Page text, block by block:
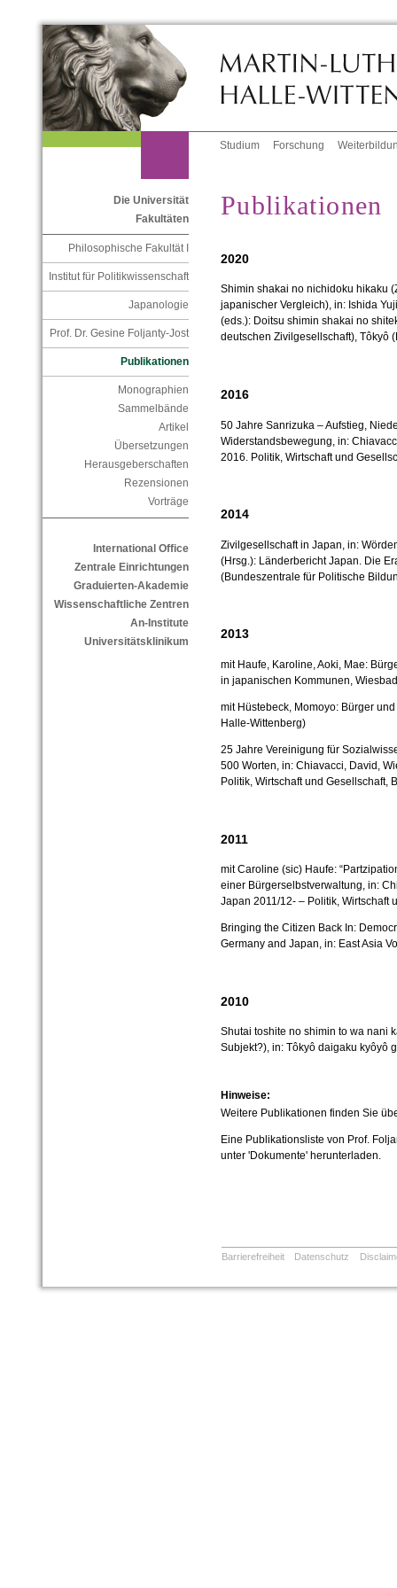
Studium Forschung
Die Universität
Fakultäten
Philosophische Fakultät I
Institut für Politikwissenschaft
Japanologie
Prof. Dr. Gesine Foljanty-Jost
Publikationen
Monographien
Sammelbände
Artikel
Übersetzungen
Herausgeberschaften
Rezensionen
Vorträge
International Office
Zentrale Einrichtungen
Graduierten-Akademie
Wissenschaftliche Zentren
An-Institute
Universitätsklinikum
Publikationen
2020
Shimin shakai no nichidoku hikaku
japanischer Vergleich), in: Ishida
(eds.): Doitsu shimin shakai no
deutschen Zivilgesellschaft), Tôkyô
2016
50 Jahre Sanrizuka – Aufstieg,
Widerstandsbewegung, in:
2016. Politik, Wirtschaft und
2014
Zivilgesellschaft in Japan, in:
(Hrsg.): Länderbericht Japan. Die
(Bundeszentrale für Politische
2013
mit Haufe, Karoline, Aoki, Mae:
in japanischen Kommunen,
mit Hüstebeck, Momoyo: Bürger
Halle-Wittenberg)
25 Jahre Vereinigung für
500 Worten, in: Chiavacci, David,
Politik, Wirtschaft und Gesellschaft,
2011
mit Caroline (sic) Haufe:
einer Bürgerselbstverwaltung, in:
Japan 2011/12- – Politik, Wirtschaft
Bringing the Citizen Back In:
Germany and Japan, in: East Asia
2010
Shutai toshite no shimin to wa nani
Subjekt?), in: Tôkyô daigaku kyôyô
Hinweise:
Weitere Publikationen finden Sie
Eine Publikationsliste von Prof.
unter 'Dokumente' herunterladen.
Barrierefreiheit Datenschutz